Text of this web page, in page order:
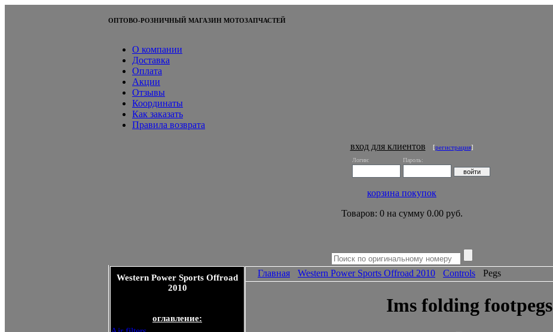
ОПТОВО-РОЗНИЧНЫЙ МАГАЗИН МОТОЗАПЧАСТЕЙ
О компании
Доставка
Оплата
Акции
Отзывы
Координаты
Как заказать
Правила возврата
вход для клиентов [регистрация]
Логин: Пароль:
корзина покупок
Товаров: 0 на сумму 0.00 руб.
Western Power Sports Offroad
2010
оглавление:
Главная Western Power Sports Offroad 2010 Controls Pegs
Ims folding footpegs